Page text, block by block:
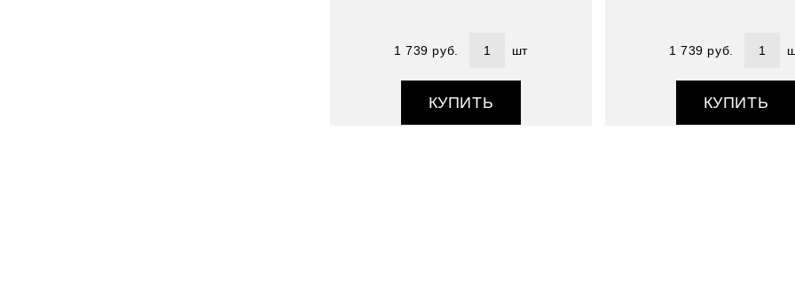
1 739 руб. шт
КУПИТЬ
1 739 руб.
КУПИТЬ